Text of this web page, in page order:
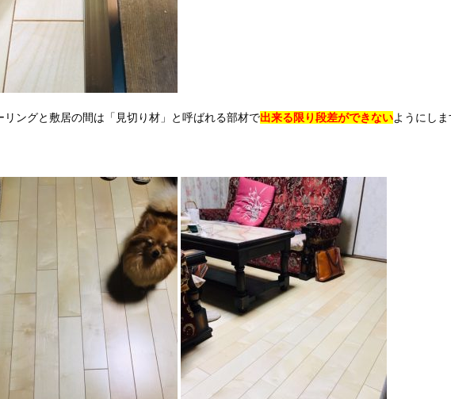
リングと敷居の間は「見切り材」と呼ばれる部材で出来る限り段差ができないようにしま